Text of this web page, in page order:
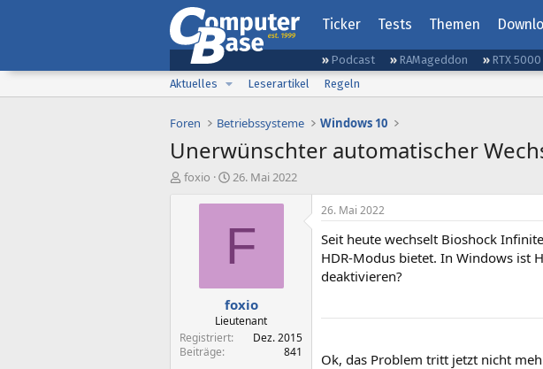
Ticker Tests Themen
Podcast RAMageddon RTX
Aktuelles
Leserartikel Regeln
Foren Betriebssysteme Windows 10
Unerwünschter automatischer
E
foxio
E
s
t
a
m
26. Mai 2022
F
foxio
Lieutenant
Registriert
Dez. 2015
Beiträge
841
26. Mai 2022
Seit heute wechselt Bioshock
HDR-Modus bietet. In Windows ist
deaktivieren?
Ok, das Problem tritt jetzt nicht